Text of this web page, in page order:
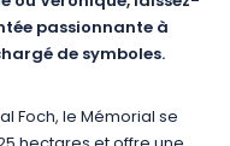
passionnante à
de symboles.
Foch, le Mémorial se